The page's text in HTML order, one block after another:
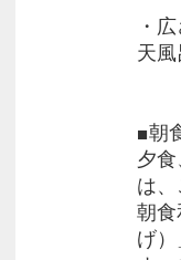
※ご到着が17:00
をお願いいたしま
お食事会場にて
15分・45分運動
※当プランを最上
・
天風
■朝
夕
は
朝食
げ